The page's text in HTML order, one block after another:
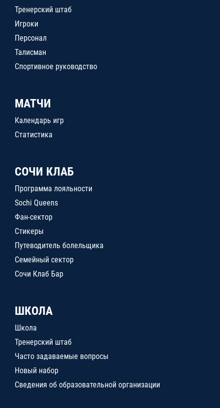
Тренерский штаб
Игроки
Персонал
Талисман
Спортивное руководство
МАТЧИ
Календарь игр
Статистика
СОЧИ КЛАБ
Программа лояльности
Sochi Queens
Фан-сектор
Стикеры
Путеводитель болельщика
Семейный сектор
Сочи Клаб Бар
ШКОЛА
Школа
Тренерский штаб
Часто задаваемые вопросы
Новый набор
Сведения об образовательной организации